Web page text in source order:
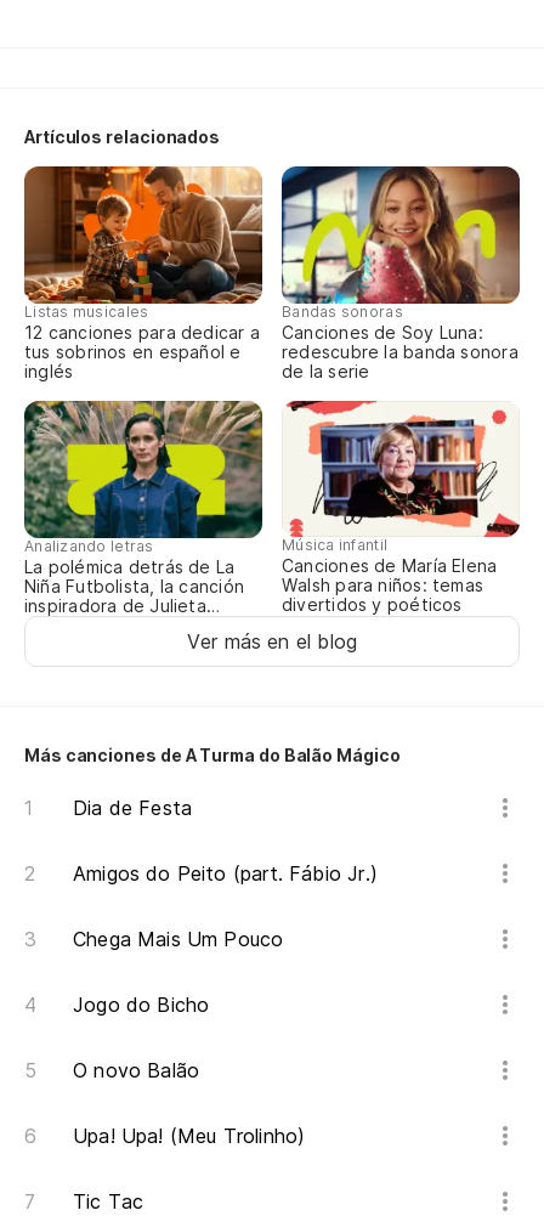
Artículos relacionados
Listas musicales
12 canciones para dedicar a
tus sobrinos en español e
inglés
Bandas sonoras
Canciones de Soy Luna:
redescubre la banda sonora
de la serie
Analizando letras
La polémica detrás de La
Niña Futbolista, la canción
inspiradora de Julieta
Venegas
Música infantil
Canciones de María Elena
Walsh para niños: temas
divertidos y poéticos
Ver más en el blog
Más canciones de A Turma do Balão Mágico
Dia de Festa
Amigos do Peito (part. Fábio Jr.)
Chega Mais Um Pouco
Jogo do Bicho
O novo Balão
Upa! Upa! (Meu Trolinho)
Tic Tac